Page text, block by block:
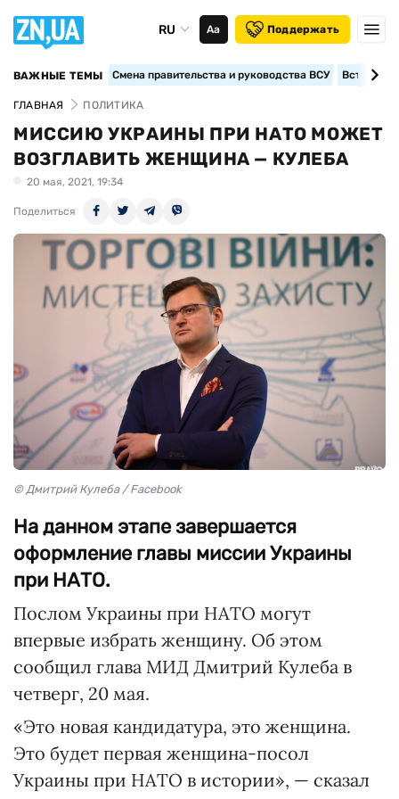
RU Аа Поддержать
ВАЖНЫЕ ТЕМЫ Смена правительства и руководства ВСУ
ГЛАВНАЯ ПОЛИТИКА
МИССИЮ УКРАИНЫ ПРИ НАТО МОЖЕТ
ВОЗГЛАВИТЬ ЖЕНЩИНА — КУЛЕБА
20 мая, 2021, 19:34
Поделиться
© Дмитрий Кулеба / Facebook
На данном этапе завершается
оформление главы миссии Украины
при НАТО.
Послом Украины при НАТО могут
впервые избрать женщину. Об этом
сообщил глава МИД Дмитрий Кулеба в
четверг, 20 мая.
«Это новая кандидатура, это женщина.
Это будет первая женщина-посол
Украины при НАТО в истории», — сказал